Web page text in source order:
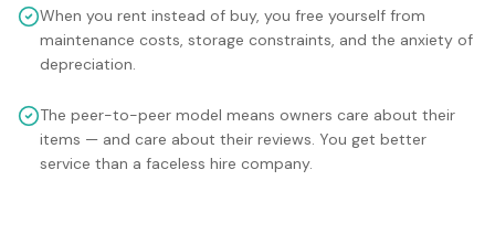
When you rent instead of buy, you free yourself from
maintenance costs, storage constraints, and the anxiety of
depreciation.
The peer-to-peer model means owners care about their
items — and care about their reviews. You get better
service than a faceless hire company.